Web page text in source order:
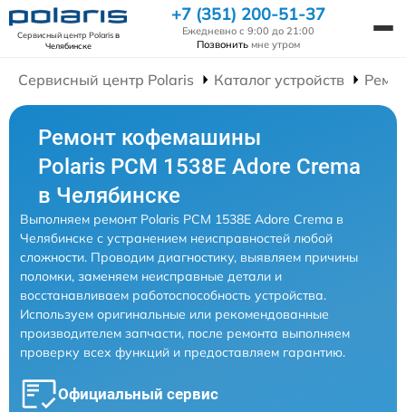
Сервисный центр Polarisв
Челябинске
+7 (351) 200-51-37
Ежедневно с 9:00 до 21:00
Позвонить мне утром
Сервисный центр Polaris Каталог устройств
Ремонт кофемашины
Polaris PCM 1538E Adore Crema
в Челябинске
Выполняем ремонт Polaris PCM 1538E Adore Crema в
Челябинске с устранением неисправностей любой
сложности. Проводим диагностику, выявляем причины
поломки, заменяем неисправные детали и
восстанавливаем работоспособность устройства.
Используем оригинальные или рекомендованные
производителем запчасти, после ремонта выполняем
проверку всех функций и предоставляем гарантию.
Официальный сервис